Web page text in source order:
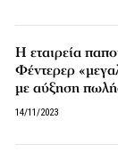
Η εταιρεία
Φέντερερ
με αύξηση
14/11/2023